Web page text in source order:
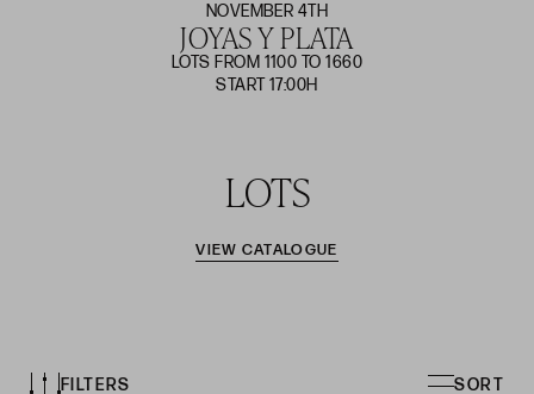
NOVEMBER 4TH
JOYAS Y PLATA
LOTS FROM 1100 TO 1660
START 17:00H
LOTS
VIEW CATALOGUE
FILTERS SORT